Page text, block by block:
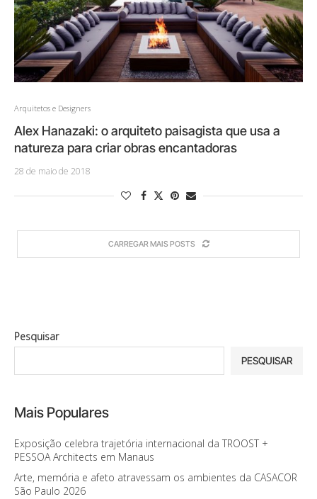
Arquitetos e Designers
Alex Hanazaki: o arquiteto paisagista que usa a
natureza para criar obras encantadoras
28 de maio de 2018
CARREGAR MAIS POSTS
Pesquisar
PESQUISAR
Mais Populares
Exposição celebra trajetória internacional da TROOST +
PESSOA Architects em Manaus
Arte, memória e afeto atravessam os ambientes da CASACOR
São Paulo 2026